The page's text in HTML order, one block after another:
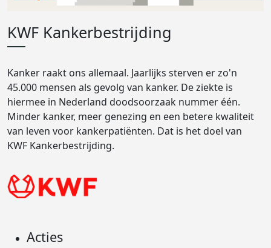
KWF Kankerbestrijding
Kanker raakt ons allemaal. Jaarlijks sterven er zo'n
45.000 mensen als gevolg van kanker. De ziekte is
hiermee in Nederland doodsoorzaak nummer één.
Minder kanker, meer genezing en een betere kwaliteit
van leven voor kankerpatiënten. Dat is het doel van
KWF Kankerbestrijding.
Acties